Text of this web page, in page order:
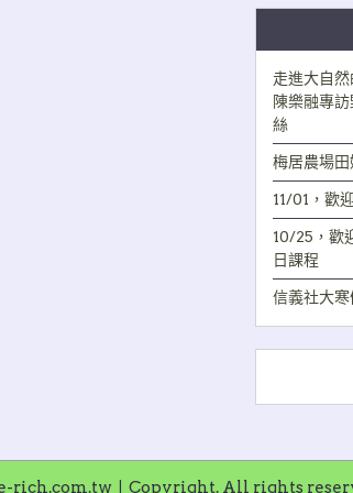
走進大自
陳樂融專
絲
梅居農場
11/01，歡
10/25，歡
日課程
信義社大
rich.com.tw〡Copyright. All rights